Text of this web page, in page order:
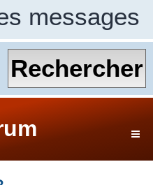
messages